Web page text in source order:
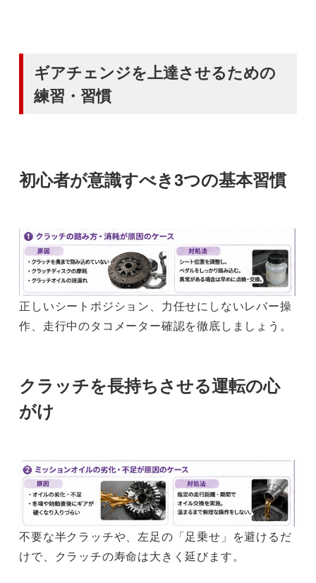
ギアチェンジを上達させるための
練習・習慣
初心者が意識すべき3つの基本習慣
正しいシートポジション、力任せにしないレバー操
作、走行中のタコメーター確認を徹底しましょう。
クラッチを長持ちさせる運転の心
がけ
不要な半クラッチや、左足の「足乗せ」を避けるだ
けで、クラッチの寿命は大きく延びます。